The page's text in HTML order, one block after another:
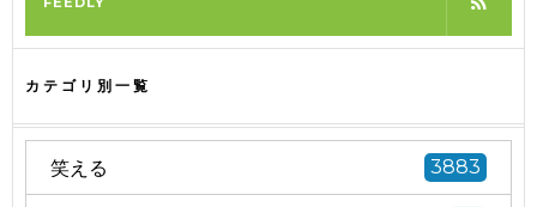
カテゴリ別一覧
笑える 3883